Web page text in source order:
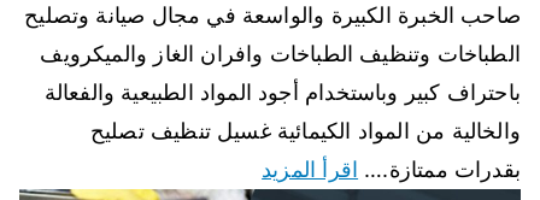
صاحب الخبرة الكبيرة والواسعة في مجال صيانة وتصليح
الطباخات وتنظيف الطباخات وافران الغاز والميكرويف
باحتراف كبير وباستخدام أجود المواد الطبيعية والفعالة
والخالية من المواد الكيمائية غسيل تنظيف تصليح
بقدرات ممتازة.… اقرأ المزيد